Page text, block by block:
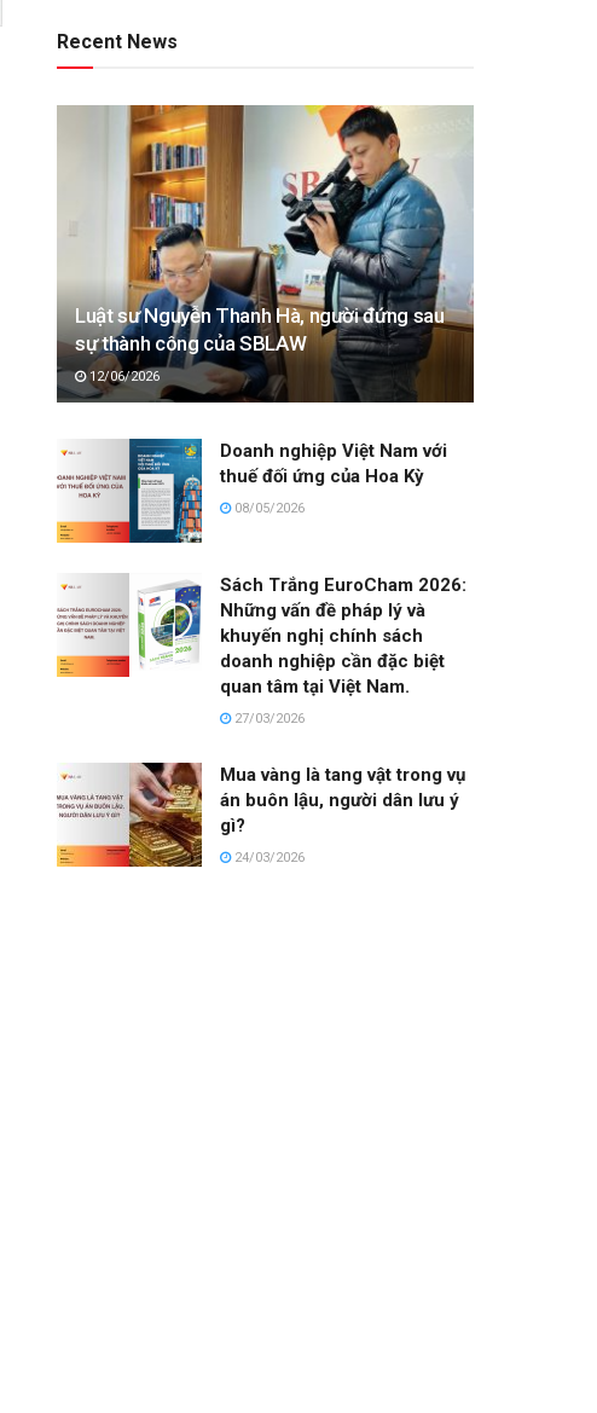
Recent News
Luật sư Nguyễn Thanh Hà, người đứng sau
sự thành công của SBLAW
12/06/2026
Doanh nghiệp Việt Nam với
thuế đối ứng của Hoa Kỳ
08/05/2026
Sách Trắng EuroCham 2026:
Những vấn đề pháp lý và
khuyến nghị chính sách
doanh nghiệp cần đặc biệt
quan tâm tại Việt Nam.
27/03/2026
Mua vàng là tang vật trong vụ
án buôn lậu, người dân lưu ý
gì?
24/03/2026